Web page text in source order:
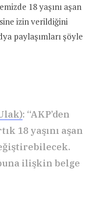
18 yaşını aşan
izin verildiğini
paylaşımları şöyle
: “AKP’den
18 yaşını aşan
ilişkin belge